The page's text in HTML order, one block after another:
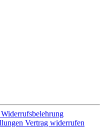
Widerrufsbelehrung
Vertrag widerrufen